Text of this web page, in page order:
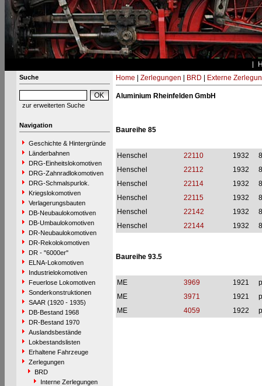
Suche
zur erweiterten Suche
Navigation
Geschichte & Hintergründe
Länderbahnen
DRG-Einheitslokomotiven
DRG-Zahnradlokomotiven
DRG-Schmalspurlok.
Kriegslokomotiven
Verlagerungsbauten
DB-Neubaulokomotiven
DB-Umbaulokomotiven
DR-Neubaulokomotiven
DR-Rekolokomotiven
DR - "6000er"
ELNA-Lokomotiven
Industrielokomotiven
Feuerlose Lokomotiven
Sonderkonstruktionen
SAAR (1920 - 1935)
DB-Bestand 1968
DR-Bestand 1970
Auslandsbestände
Lokbestandslisten
Erhaltene Fahrzeuge
Zerlegungen
BRD
Interne Zerlegungen
Home Zerlegungen BRD Externe
Aluminium Rheinfelden GmbH
Baureihe 85
Henschel 22110 1932
Henschel
22112 1932
Henschel
22114 1932
Henschel
22115 1932
Henschel
22142 1932
Henschel
22144 1932
Baureihe 93.5
ME 3969 1921
ME
3971 1921
ME
4059 1922